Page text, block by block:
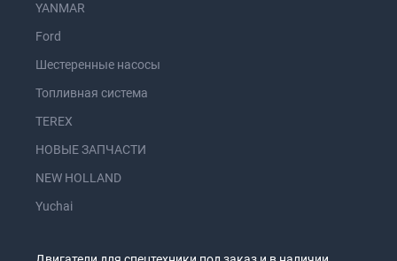
YANMAR
Ford
Шестеренные насосы
Топливная система
TEREX
НОВЫЕ ЗАПЧАСТИ
NEW HOLLAND
Yuchai